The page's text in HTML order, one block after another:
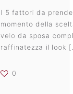
I 5 fattori da
momento della
velo da sposa
raffinatezza il look
0